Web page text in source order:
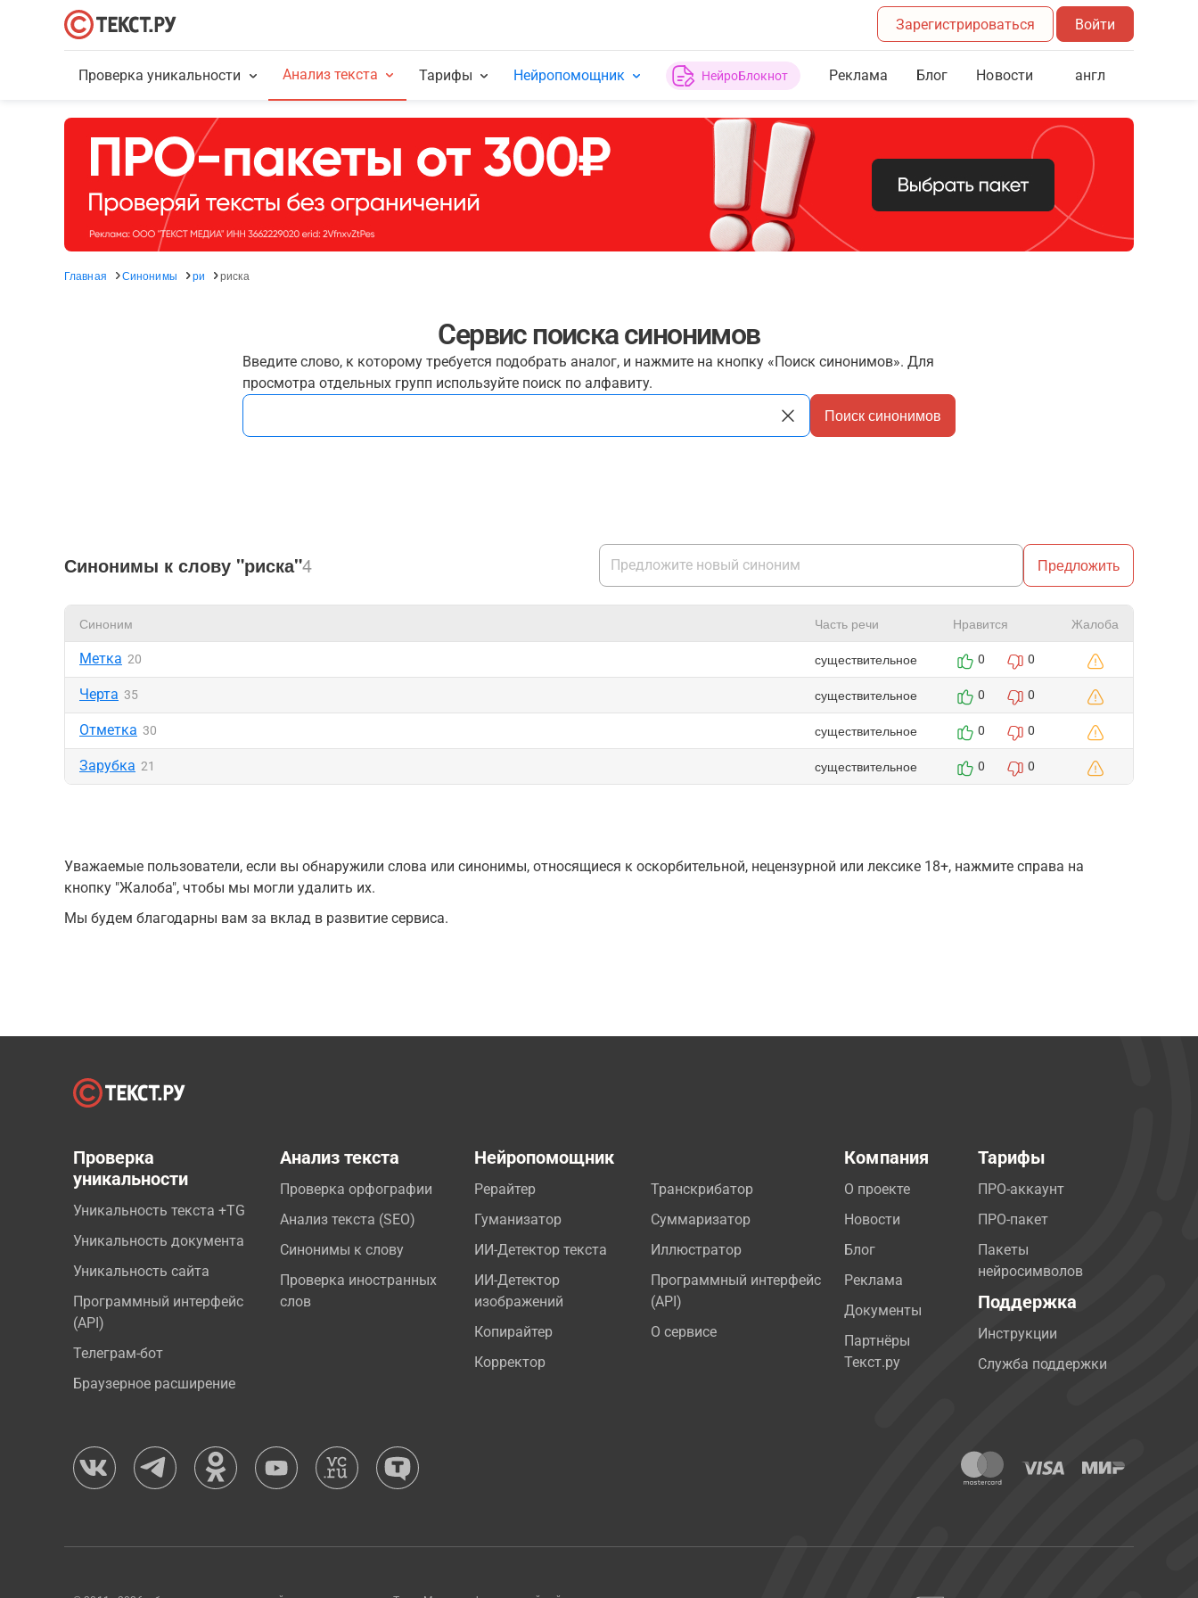
Зарегистрироваться Войти
Проверка уникальности Анализ текста Тарифы Нейропомощник НейроБлокнот Реклама Блог Новости англ
Главная Синонимы ри риска
Сервис поиска синонимов
Введите слово, к которому требуется подобрать аналог, и нажмите на кнопку «Поиск синонимов». Для
просмотра отдельных групп используйте поиск по алфавиту.
Поиск синонимов
Синонимы к слову "риска"4 Предложить
Синоним Часть речи Нравится Жалоба
Метка 20 существительное 0 0
Черта 35 существительное 0 0
Отметка 30 существительное 0 0
Зарубка 21 существительное 0 0
Уважаемые пользователи, если вы обнаружили слова или синонимы, относящиеся к оскорбительной, нецензурной или лексике 18+, нажмите справа на
кнопку "Жалоба", чтобы мы могли удалить их.
Мы будем благодарны вам за вклад в развитие сервиса.
Проверка
уникальности
Уникальность текста +TG
Уникальность документа
Уникальность сайта
Программный интерфейс
(API)
Телеграм-бот
Браузерное расширение
Анализ текста
Проверка орфографии
Анализ текста (SEO)
Синонимы к слову
Проверка иностранных
слов
Нейропомощник
Рерайтер
Гуманизатор
ИИ-Детектор текста
ИИ-Детектор
изображений
Копирайтер
Корректор
Транскрибатор
Суммаризатор
Иллюстратор
Программный интерфейс
(API)
О сервисе
Компания
О проекте
Новости
Блог
Реклама
Документы
Партнёры
Текст.ру
Тарифы
ПРО-аккаунт
ПРО-пакет
Пакеты
нейросимволов
Поддержка
Инструкции
Служба поддержки